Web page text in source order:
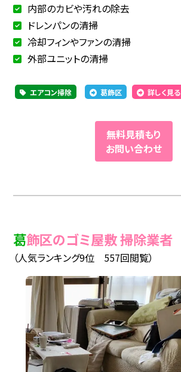
内部のカビや汚れの除去
ドレンパンの清掃
冷却フィンやファンの清掃
外部ユニットの清掃
エアコン掃除 葛飾区 詳しく見る
無料見積もり
お問い合わせ
葛飾区のゴミ屋敷 掃除業者
（人気ランキング9位 557回閲覧）